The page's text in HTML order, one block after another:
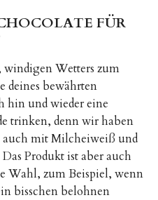
FÜR
windigen Wetters zum
deines bewährten
hin und wieder eine
trinken, denn wir haben
mit Milcheiweiß und
Produkt ist aber auch
Wahl, zum Beispiel, wenn
bisschen belohnen